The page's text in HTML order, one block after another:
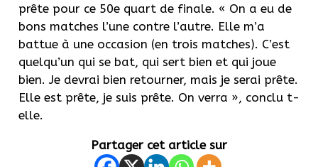
prête pour ce 50e quart de finale. « On a eu de
bons matches l’une contre l’autre. Elle m’a
battue à une occasion (en trois matches). C’est
quelqu’un qui se bat, qui sert bien et qui joue
bien. Je devrai bien retourner, mais je serai prête.
Elle est prête, je suis prête. On verra », conclu t-
elle.
Partager cet article sur